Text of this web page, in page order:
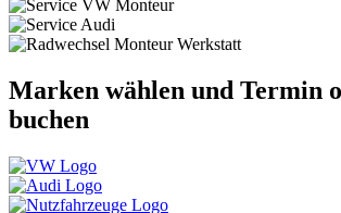
Marken wählen und Termin
buchen